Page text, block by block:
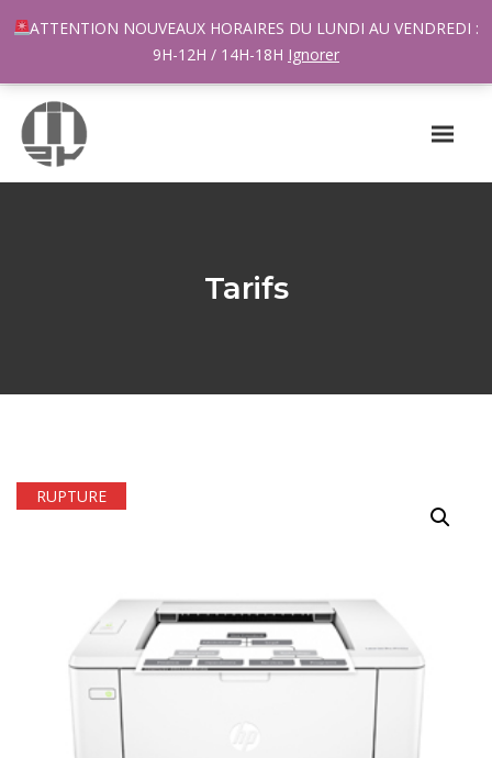
contact@m2k.fr
Tarifs
RUPTURE
ATTENTION NOUVEAUX HORAIRES DU LUNDI AU VENDREDI :
9H-12H / 14H-18H Ignorer